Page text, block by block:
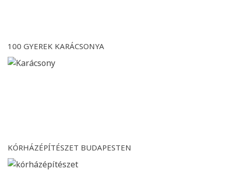
100 GYEREK KARÁCSONYA
KÓRHÁZÉPÍTÉSZET BUDAPESTEN